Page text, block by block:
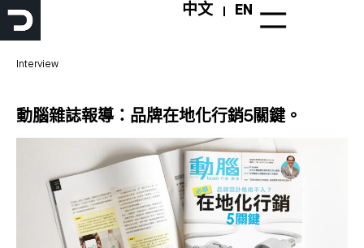
跳
中文 EN
Interview
動腦雜誌報導：品牌在地化行銷5關鍵。